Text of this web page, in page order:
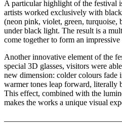
A particular highlight of the festival
artists worked exclusively with
(neon pink, violet, green, turquoise,
under black light. The result is a
come together to form an
Another innovative element of the
special 3D glasses, visitors were
new dimension: colder colours fade
warmer tones leap forward, literally
This effect, combined with the
makes the works a unique visual